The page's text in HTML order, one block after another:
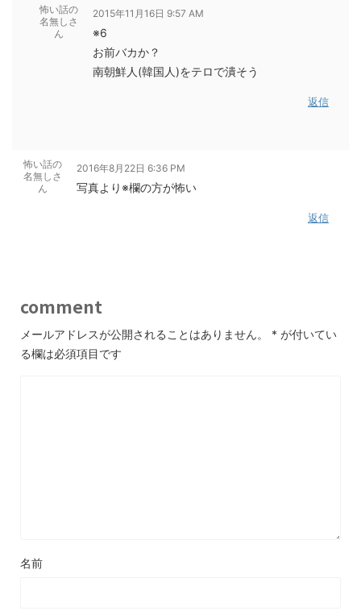
怖い話の
名無しさ
ん
2015年11月16日 9:57 AM
※6
お前バカか？
南朝鮮人(韓国人)をテロで潰そう
返信
怖い話の
名無しさ
ん
2016年8月22日 6:36 PM
写真より※欄の方が怖い
返信
comment
メールアドレスが公開されることはありません。 * が付いてい
る欄は必須項目です
名前